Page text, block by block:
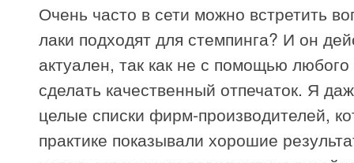
Очень часто в сети можно встретить
лаки подходят для стемпинга? И он
актуален, так как не с помощью
сделать качественный отпечаток. Я
целые списки фирм-производителей,
практике показывали хорошие